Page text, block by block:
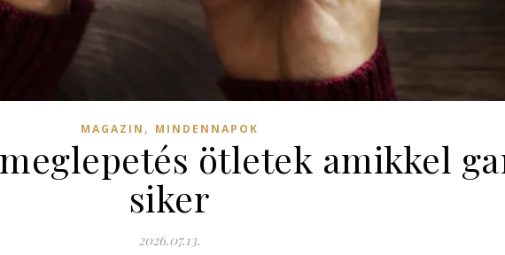
MAGAZIN , MINDENNAPOK
ötletek amikkel
siker
2026.07.13.